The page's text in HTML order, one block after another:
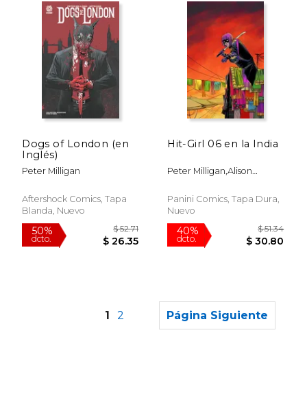
$ 26.14
Dogs of London (en
Inglés)
Peter Milligan
Aftershock Comics, Tapa
Blanda, Nuevo
Hit-Girl 06 en la India
Peter Milligan,Alison
Panini Comics, Tapa Dura,
Nuevo
1 2 Página Siguiente